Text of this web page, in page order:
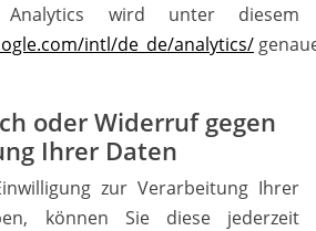
Analytics wird unter diesem
intl/de_de/analytics/
oder Widerruf gegen
Ihrer Daten
zur Verarbeitung Ihrer
können Sie diese jederzeit